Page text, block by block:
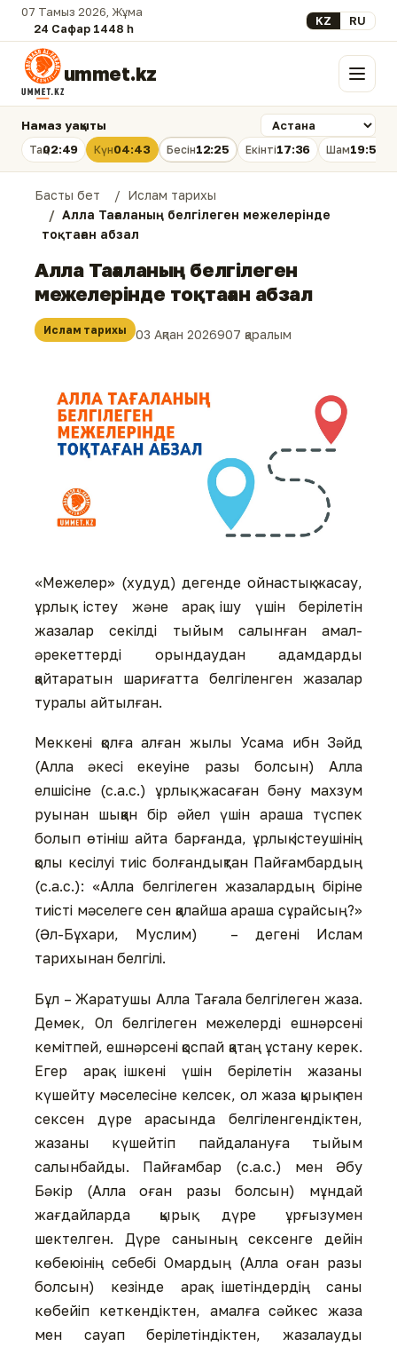
07 Тамыз 2026, Жұма
24 Сафар 1448 һ.
Select your
KZ RU
ummet.kz Мәзір
Намаз уақыты
Таң02:49 Күн04:43 Бесін12:25 Екінті17:36 Шам19:56
Басты бет
Ислам тарихы
Алла Тағаланың белгілеген межелерінде
тоқтаған абзал
Алла Тағаланың белгілеген
межелерінде тоқтаған абзал
Ислам тарихы 03 Ақпан 2026907 қаралым
«Межелер» (худуд) дегенде ойнастық жасау,
ұрлық істеу және арақ ішу үшін берілетін
жазалар секілді тыйым салынған амал-
әрекеттерді орындаудан адамдарды
қайтаратын шариғатта белгіленген жазалар
туралы айтылған.
Меккені қолға алған жылы Усама ибн Зәйд
(Алла әкесі екеуіне разы болсын) Алла
елшісіне (с.а.с.) ұрлық жасаған бәну махзум
руынан шыққан бір әйел үшін араша түспек
болып өтініш айта барғанда, ұрлық істеушінің
қолы кесілуі тиіс болғандықтан Пайғамбардың
(с.а.с.): «Алла белгілеген жазалардың біріне
тиісті мәселеге сен қалайша араша сұрайсың?»
(Әл-Бұхари, Муслим) – дегені Ислам
тарихынан белгілі.
Бұл – Жаратушы Алла Тағала белгілеген жаза.
Демек, Ол белгілеген межелерді ешнәрсені
кемітпей, ешнәрсені қоспай қатаң ұстану керек.
Егер арақ ішкені үшін берілетін жазаны
күшейту мәселесіне келсек, ол жаза қырық пен
сексен дүре арасында белгіленгендіктен,
жазаны күшейтіп пайдалануға тыйым
салынбайды. Пайғамбар (с.а.с.) мен Әбу
Бәкір (Алла оған разы болсын) мұндай
жағдайларда қырық дүре ұрғызумен
шектелген. Дүре санының сексенге дейін
көбеюінің себебі Омардың (Алла оған разы
болсын) кезінде арақ ішетіндердің саны
көбейіп кеткендіктен, амалға сәйкес жаза
мен сауап берілетіндіктен, жазалауды